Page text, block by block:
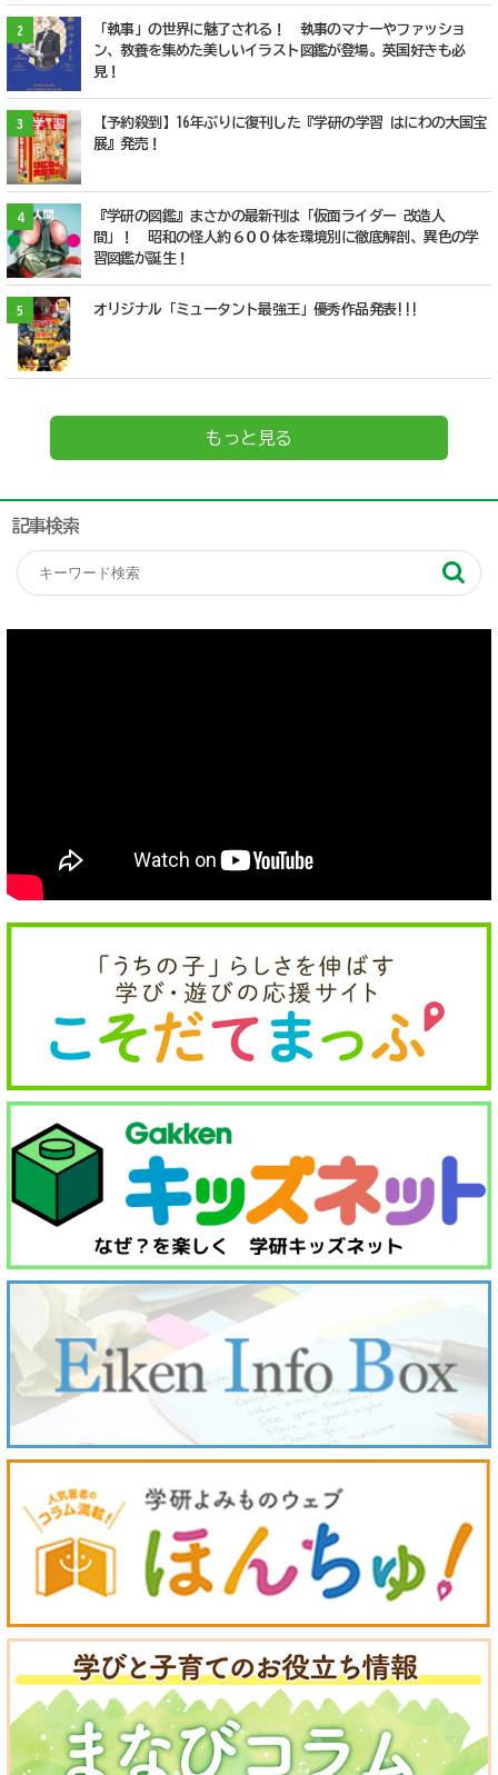
2
「執事」の世界に魅了される！ 執事のマナーやファッショ
ン、教養を集めた美しいイラスト図鑑が登場。英国好きも必
見！
3
【予約殺到】16年ぶりに復刊した『学研の学習 はにわの大国宝
展』発売！
4
『学研の図鑑』まさかの最新刊は「仮面ライダー 改造人
間」！ 昭和の怪人約６００体を環境別に徹底解剖、異色の学
習図鑑が誕生！
5 オリジナル「ミュータント最強王」優秀作品発表!!!
もっと見る
記事検索